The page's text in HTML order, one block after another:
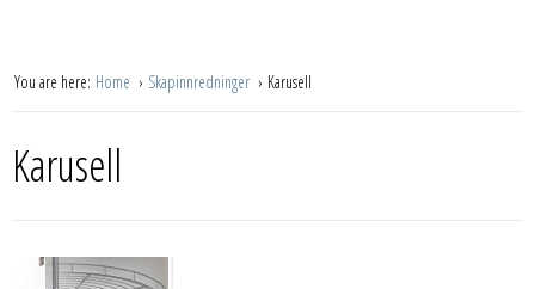
You are here: Home Skapinnredninger Karusell
Karusell